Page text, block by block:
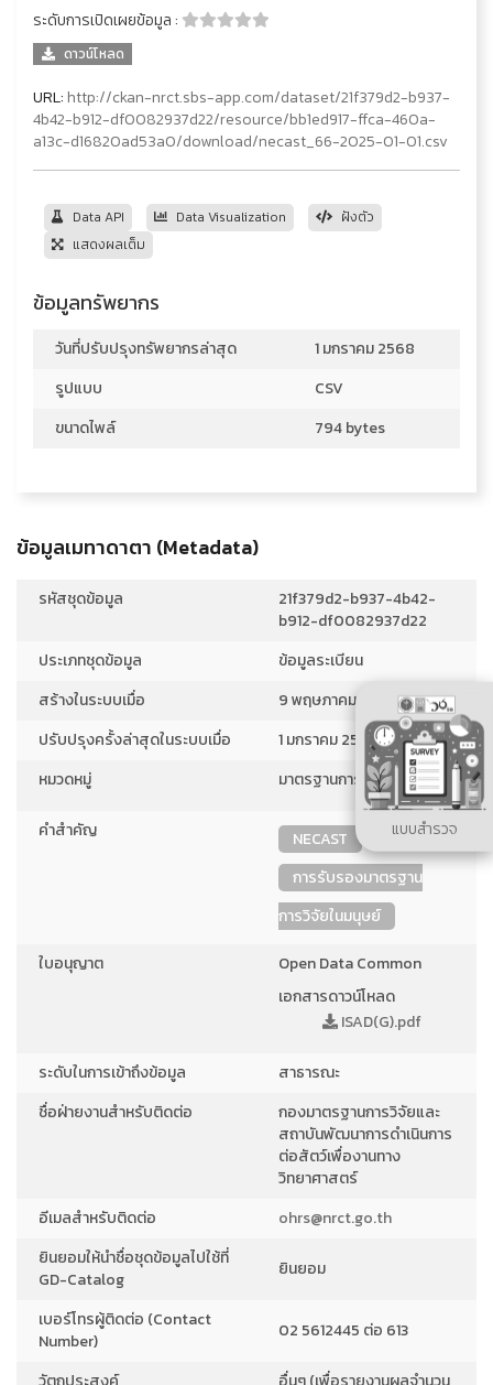
ระดับการเปิดเผยข้อมูล :
ดาวน์โหลด
URL: http://ckan-nrct.sbs-app.com/dataset/21f379d2-b937-
4b42-b912-df0082937d22/resource/bb1ed917-ffca-460a-
a13c-d16820ad53a0/download/necast_66-2025-01-01.csv
Data API Data Visualization
ฝังตัว
แสดงผลเต็ม
ข้อมูลทรัพยากร
วันที่ปรับปรุงทรัพยากรล่าสุด
1 มกราคม 2568
รูปแบบ
CSV
ขนาดไพล์
794 bytes
ข้อมูลเมทาดาตา (Metadata)
รหัสชุดข้อมูล
21f379d2-b937-4b42-
b912-df0082937d22
ประเภทชุดข้อมูล
ข้อมูลระเบียน
สร้างในระบบเมื่อ
9 พฤษภาคม 2566
ปรับปรุงครั้งล่าสุดในระบบเมื่อ
1 มกราคม 2568
หมวดหมู่
มาตรฐานการวิจัย
คำสำคัญ
NECAST
การรับรองมาตรฐาน
การวิจัยในมนุษย์
ใบอนุญาต
Open Data Common
เอกสารดาวน์โหลด
ISAD(G).pdf
ระดับในการเข้าถึงข้อมูล
สาธารณะ
ชื่อฝ่ายงานสำหรับติดต่อ
กองมาตรฐานการวิจัยและ
สถาบันพัฒนาการดำเนินการ
ต่อสัตว์เพื่องานทาง
วิทยาศาสตร์
อีเมลสำหรับติดต่อ
ohrs@nrct.go.th
ยินยอมให้นำชื่อชุดข้อมูลไปใช้ที่
GD-Catalog
ยินยอม
เบอร์โทรผู้ติดต่อ (Contact
Number)
02 5612445 ต่อ 613
แบบสำรวจ